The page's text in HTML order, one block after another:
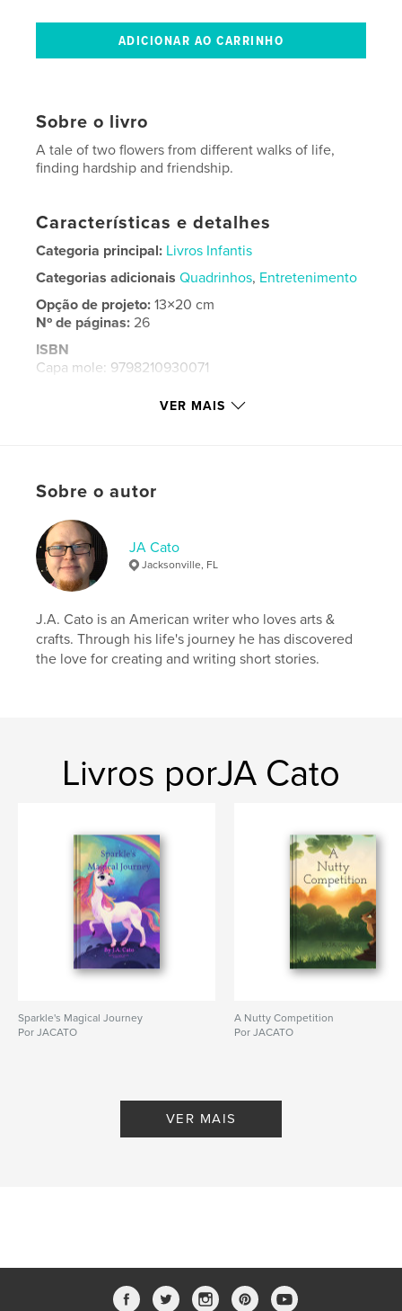
Sobre o livro
A tale of two flowers from different walks of life,
finding hardship and friendship.
Características e detalhes
Categoria principal: Livros Infantis
Categorias adicionais Quadrinhos, Entretenimento
Opção de projeto:13×20 cm
Nº de páginas: 26
ISBN
Capa mole: 9798210930071
VER MAIS
Sobre o autor
JA Cato
Jacksonville, FL
J.A. Cato is an American writer who loves arts &
crafts. Through his life's journey he has discovered
the love for creating and writing short stories.
Livros porJA Cato
Sparkle's Magical Journey
Por JACATO
A Nutty Competition
Por JACATO
VER MAIS